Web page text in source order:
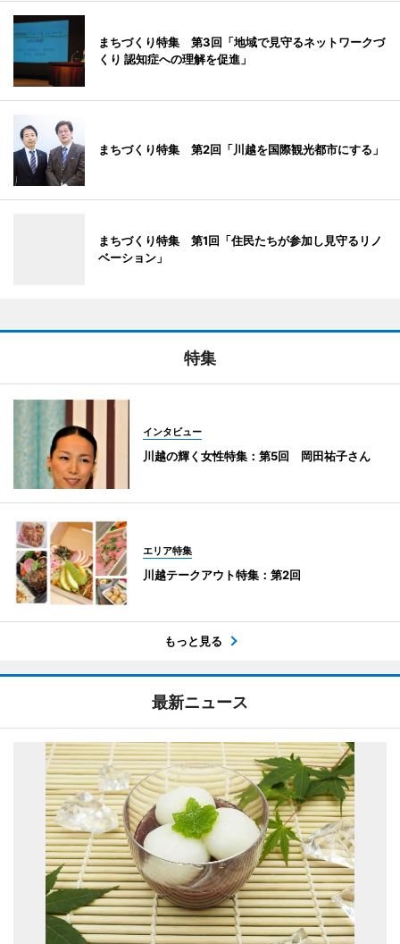
まちづくり特集 第3回「地域で見守るネットワークづ
くり 認知症への理解を促進」
まちづくり特集 第2回「川越を国際観光都市にする」
まちづくり特集 第1回「住民たちが参加し見守るリノ
ベーション」
特集
インタビュー
川越の輝く女性特集：第5回 岡田祐子さん
エリア特集
川越テークアウト特集：第2回
もっと見る
最新ニュース